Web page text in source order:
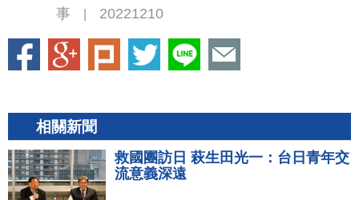
事
20221210
相關新聞
救國團訪日 萩生田光一：台日青年交
流意義深遠